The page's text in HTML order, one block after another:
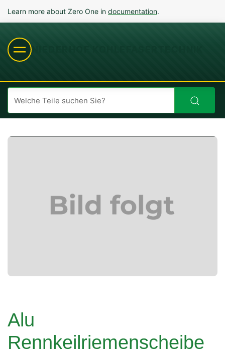
Learn more about Zero One in documentation.
Alu
Rennkeilriemenscheibe